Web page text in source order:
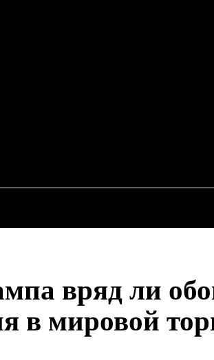
вряд ли
в мировой